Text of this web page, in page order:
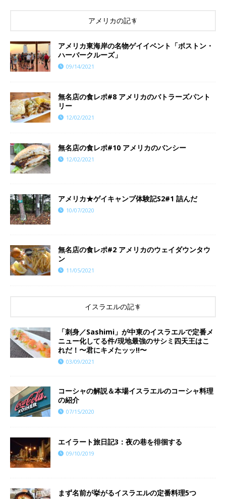
アメリカの記事
アメリカ東海岸の名物ゲイイベント「ボストン・
ハーバークルーズ」
09/14/2021
無名店の食レポ#8 アメリカのバトラーズパント
リー
12/02/2021
無名店の食レポ#10 アメリカのバンシー
12/02/2021
アメリカ★ゲイキャンプ体験記S2#1 詰んだ
10/07/2020
無名店の食レポ#2 アメリカのウェイダウンタウ
ン
11/05/2021
イスラエルの記事
「刺身／Sashimi」が中東のイスラエルで定番メ
ニュー化してる件/現地最強のサシミ四天王はこ
れだ！〜君にキメたッッ!!〜
03/09/2021
コーシャの解説＆本場イスラエルのコーシャ料理
の紹介
07/15/2020
エイラート旅日記3：夜の巷を徘徊する
09/10/2019
まず名前が挙がるイスラエルの定番料理5つ